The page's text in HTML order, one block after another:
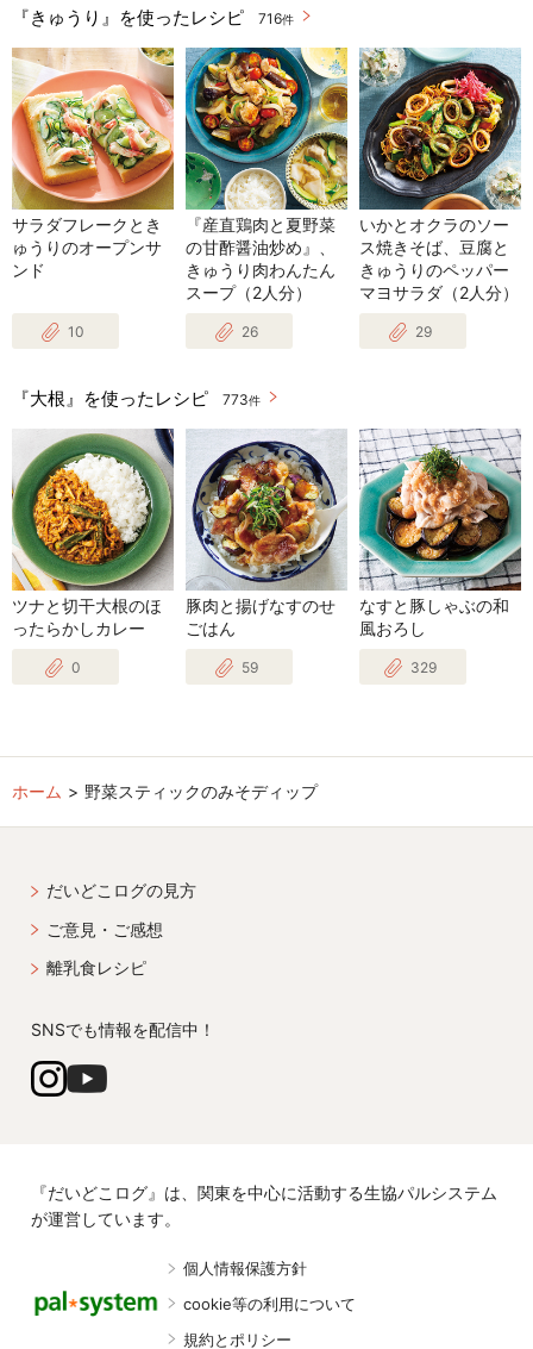
『きゅうり』を使ったレシピ 716件
サラダフレークとき
ゅうりのオープンサ
ンド
10
『産直鶏肉と夏野菜
の甘酢醤油炒め』、
きゅうり肉わんたん
スープ（2人分）
26
いかとオクラのソー
ス焼きそば、豆腐と
きゅうりのペッパー
マヨサラダ（2人分）
29
『大根』を使ったレシピ 773件
ツナと切干大根のほ
ったらかしカレー
0
豚肉と揚げなすのせ
ごはん
59
なすと豚しゃぶの和
風おろし
329
ホーム 野菜スティックのみそディップ
だいどこログの見方
ご意見・ご感想
離乳食レシピ
SNSでも情報を配信中！
『だいどこログ』は、関東を中心に活動する生協パルシステム
が運営しています。
個人情報保護方針
cookie等の利用について
規約とポリシー